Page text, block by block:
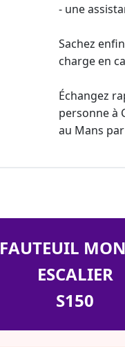
- une
Sachez
charge en
Échangez
personneà
au Mans
FAUTEUIL
ESCALIER
S150